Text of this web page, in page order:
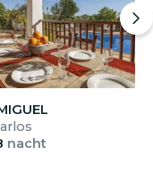
nacht